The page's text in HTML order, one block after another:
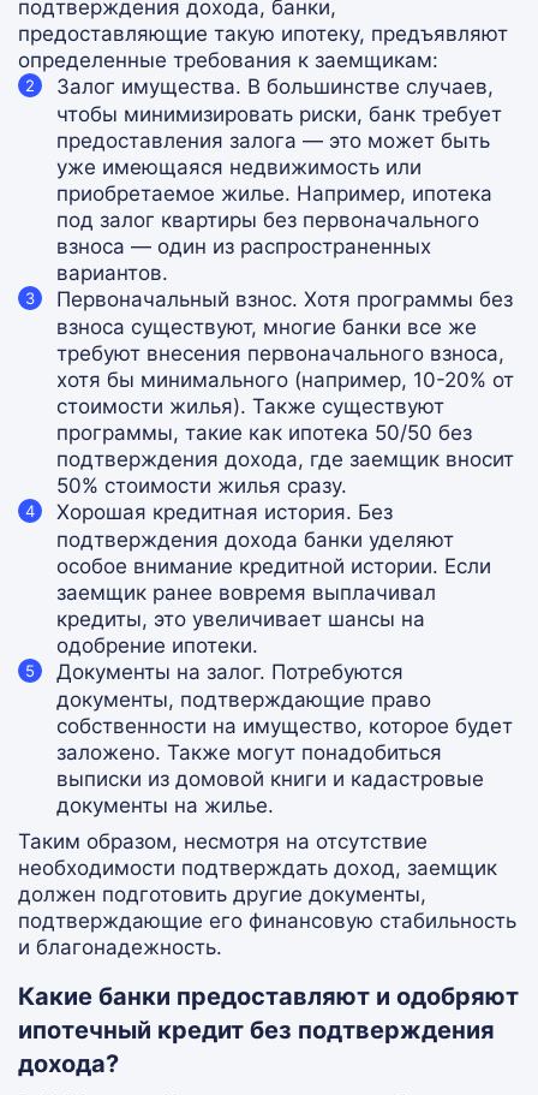
подтверждения дохода, банки,
предоставляющие такую ипотеку, предъявляют
определенные требования к заемщикам:
Залог имущества. В большинстве случаев,
чтобы минимизировать риски, банк требует
предоставления залога — это может быть
уже имеющаяся недвижимость или
приобретаемое жилье. Например, ипотека
под залог квартиры без первоначального
взноса — один из распространенных
вариантов.
Первоначальный взнос. Хотя программы без
взноса существуют, многие банки все же
требуют внесения первоначального взноса,
хотя бы минимального (например, 10-20% от
стоимости жилья). Также существуют
программы, такие как ипотека 50/50 без
подтверждения дохода, где заемщик вносит
50% стоимости жилья сразу.
Хорошая кредитная история. Без
подтверждения дохода банки уделяют
особое внимание кредитной истории. Если
заемщик ранее вовремя выплачивал
кредиты, это увеличивает шансы на
одобрение ипотеки.
Документы на залог. Потребуются
документы, подтверждающие право
собственности на имущество, которое будет
заложено. Также могут понадобиться
выписки из домовой книги и кадастровые
документы на жилье.
Таким образом, несмотря на отсутствие
необходимости подтверждать доход, заемщик
должен подготовить другие документы,
подтверждающие его финансовую стабильность
и благонадежность.
Какие банки предоставляют и одобряют
ипотечный кредит без подтверждения
дохода?